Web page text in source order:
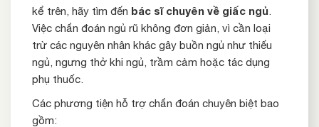
kể trên, hãy tìm đến bác sĩ chuyên về giấc ngủ.
Việc chẩn đoán ngủ rũ không đơn giản, vì cần loại
trừ các nguyên nhân khác gây buồn ngủ như thiếu
ngủ, ngưng thở khi ngủ, trầm cảm hoặc tác dụng
phụ thuốc.
Các phương tiện hỗ trợ chẩn đoán chuyên biệt bao
gồm: